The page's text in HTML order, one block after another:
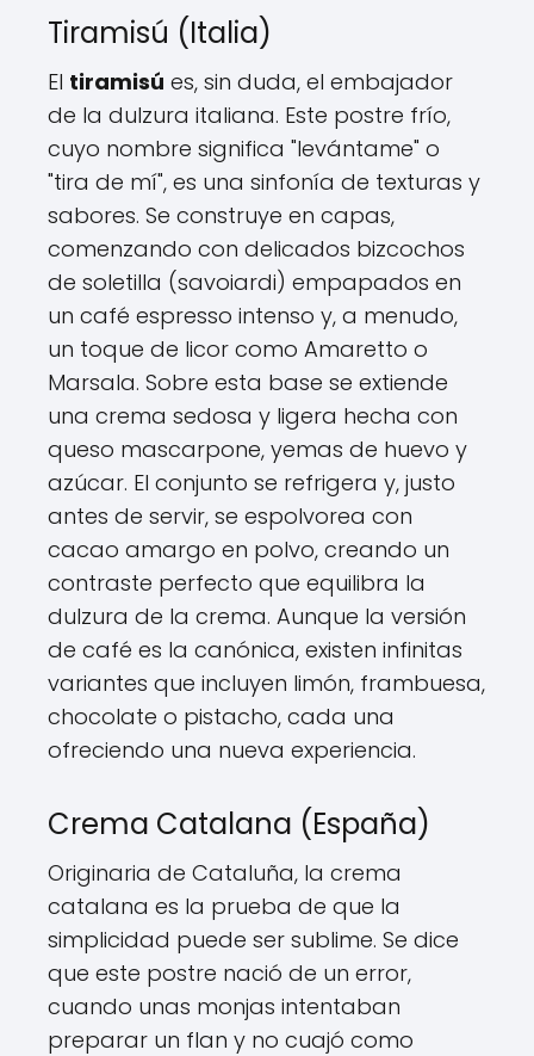
Tiramisú (Italia)
El tiramisú es, sin duda, el embajador
de la dulzura italiana. Este postre frío,
cuyo nombre significa "levántame" o
"tira de mí", es una sinfonía de texturas y
sabores. Se construye en capas,
comenzando con delicados bizcochos
de soletilla (savoiardi) empapados en
un café espresso intenso y, a menudo,
un toque de licor como Amaretto o
Marsala. Sobre esta base se extiende
una crema sedosa y ligera hecha con
queso mascarpone, yemas de huevo y
azúcar. El conjunto se refrigera y, justo
antes de servir, se espolvorea con
cacao amargo en polvo, creando un
contraste perfecto que equilibra la
dulzura de la crema. Aunque la versión
de café es la canónica, existen infinitas
variantes que incluyen limón, frambuesa,
chocolate o pistacho, cada una
ofreciendo una nueva experiencia.
Crema Catalana (España)
Originaria de Cataluña, la crema
catalana es la prueba de que la
simplicidad puede ser sublime. Se dice
que este postre nació de un error,
cuando unas monjas intentaban
preparar un flan y no cuajó como